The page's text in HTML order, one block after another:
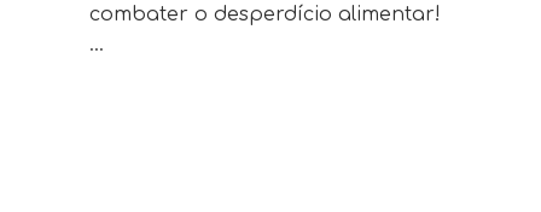
combater o desperdício alimentar!